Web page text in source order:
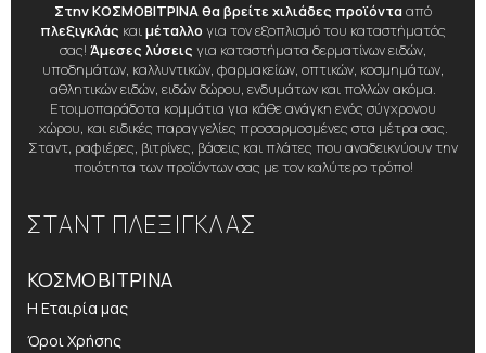
Στην ΚΟΣΜΟΒΙΤΡΙΝΑ θα βρείτε χιλιάδες προϊόντααπό
πλεξιγκλάς καιμέταλλο για τον εξοπλισμό του καταστήματός
σας! Άμεσες λύσεις για καταστήματα δερματίνων ειδών,
υποδημάτων, καλλυντικών, φαρμακείων, οπτικών, κοσμημάτων,
αθλητικών ειδών, ειδών δώρου, ενδυμάτων και πολλών ακόμα.
Ετοιμοπαράδοτα κομμάτια για κάθε ανάγκη ενός σύγχρονου
χώρου, και ειδικές παραγγελίες προσαρμοσμένες στα μέτρα σας.
Σταντ, ραφιέρες, βιτρίνες, βάσεις και πλάτες που αναδεικνύουν την
ποιότητα των προϊόντων σας με τον καλύτερο τρόπο!
ΣΤΑΝΤ ΠΛΕΞΙΓΚΛΑΣ
ΚΟΣΜΟΒΙΤΡΙΝΑ
Η Εταιρία μας
Όροι Χρήσης